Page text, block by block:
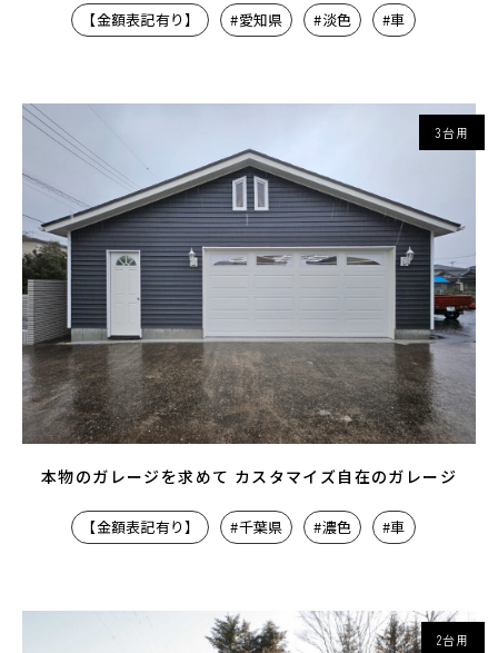
【金額表記有り】 #愛知県 #淡色 #車
3台用
本物のガレージを求めて カスタマイズ自在のガレージ
【金額表記有り】 #千葉県 #濃色 #車
2台用